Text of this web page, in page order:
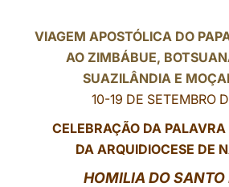
VIAGEM APOSTÓLICA DO
AO ZIMBÁBUE,
SUAZILÂNDIA E
10-19 DE SETEMBRO
CELEBRAÇÃO DA PALAVRA
DA ARQUIDIOCESE DE
HOMILIA DO SANTO